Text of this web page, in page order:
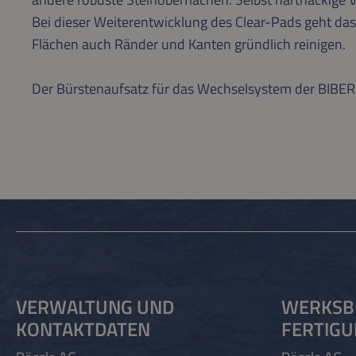
Bei dieser Weiterentwicklung des Clear-Pads geht
Flächen auch Ränder und Kanten gründlich reinigen.
Der Bürstenaufsatz für das Wechselsystem der
VERWALTUNG UND
KONTAKTDATEN